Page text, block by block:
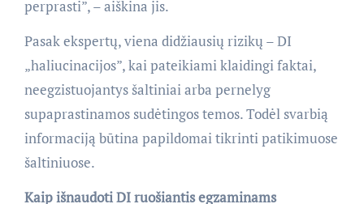
perprasti”, – aiškina jis.
Pasak ekspertų, viena didžiausių rizikų – DI
„haliucinacijos”, kai pateikiami klaidingi faktai,
neegzistuojantys šaltiniai arba pernelyg
supaprastinamos sudėtingos temos. Todėl svarbią
informaciją būtina papildomai tikrinti patikimuose
šaltiniuose.
Kaip išnaudoti DI ruošiantis egzaminams